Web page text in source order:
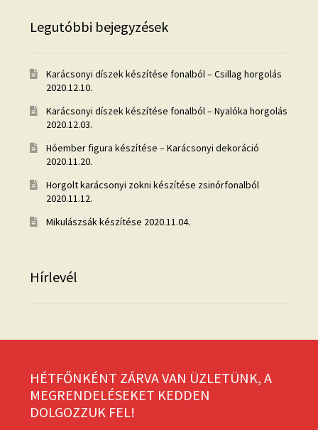
Legutóbbi bejegyzések
Karácsonyi díszek készítése fonalból – Csillag horgolás
2020.12.10.
Karácsonyi díszek készítése fonalból – Nyalóka horgolás
2020.12.03.
Hóember figura készítése – Karácsonyi dekoráció
2020.11.20.
Horgolt karácsonyi zokni készítése zsinórfonalból
2020.11.12.
Mikulászsák készítése 2020.11.04.
Hírlevél
HÉTFŐNKÉNT ZÁRVA VAN ÜZLETÜNK, A
MEGRENDELÉSEKET KEDDEN
DOLGOZZUK FEL!